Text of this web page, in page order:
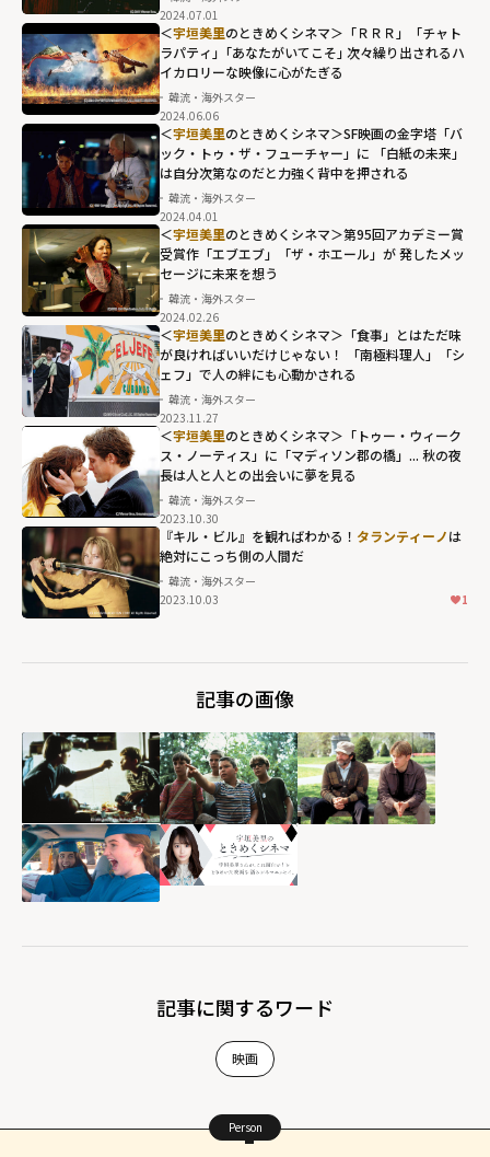
2024.07.01
＜宇垣美里のときめくシネマ＞「ＲＲＲ」「チャト
ラパティ｣「あなたがいてこそ｣ 次々繰り出されるハ
イカロリーな映像に心がたぎる
韓流・海外スター
2024.06.06
＜宇垣美里のときめくシネマ＞SF映画の金字塔「バ
ック・トゥ・ザ・フューチャー」に 「白紙の未来」
は自分次第なのだと力強く背中を押される
韓流・海外スター
2024.04.01
＜宇垣美里のときめくシネマ＞第95回アカデミー賞
受賞作「エブエブ」「ザ・ホエール」が 発したメッ
セージに未来を想う
韓流・海外スター
2024.02.26
＜宇垣美里のときめくシネマ＞「食事」とはただ味
が良ければいいだけじゃない！ 「南極料理人」「シ
ェフ」で人の絆にも心動かされる
韓流・海外スター
2023.11.27
＜宇垣美里のときめくシネマ＞「トゥー・ウィーク
ス・ノーティス」に「マディソン郡の橋」... 秋の夜
長は人と人との出会いに夢を見る
韓流・海外スター
2023.10.30
『キル・ビル』を観ればわかる！ タランティーノは
絶対にこっち側の人間だ
韓流・海外スター
2023.10.03
1
記事の画像
記事に関するワード
映画
Person